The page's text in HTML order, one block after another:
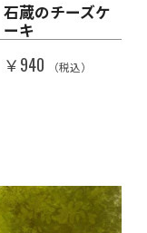
石蔵のチーズケ
ーキ
￥940 （税込）